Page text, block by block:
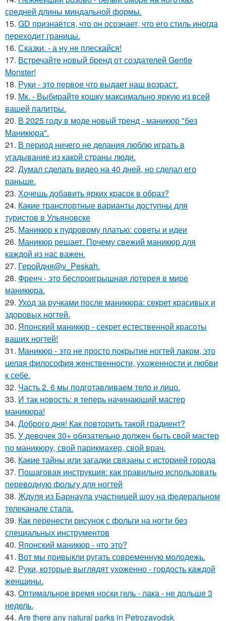
средней длины миндальной формы.
15. GD признаётся, что он осознает, что его стиль иногда
переходит границы.
16. Сказки. - а ну не плескайся!
17. Встречайте новый бренд от создателей Gentle
Monster!
18. Руки - это первое что выдает наш возраст.
19. Мк. - Выбирайте кошку максимально яркую из всей
вашей палитры.
20. В 2025 году в моде новый тренд - маникюр "без
Маникюра".
21. В период ничего не делания люблю играть в
угадывание из какой страны люди.
22. Думал сделать видео на 40 дней, но сделал его
раньше.
23. Хочешь добавить ярких красок в образ?
24. Какие транспортные варианты доступны для
туристов в Ульяновске
25. Маникюр к пудровому платью: советы и идеи
26. Маникюр решает. Почему свежий маникюр для
каждой из нас важен.
27. Геройдня@v_Peskah.
28. Френч - это беспроигрышная лотерея в мире
маникюра.
29. Уход за ручками после маникюра: секрет красивых и
здоровых ногтей.
30. Японский маникюр - секрет естественной красоты
ваших ногтей!
31. Маникюр - это не просто покрытие ногтей лаком, это
целая философия женственности, ухоженности и любви
к себе.
32. Часть 2. 6 мы подготавливаем тело и лицо.
33. И так новость: я теперь начинающий мастер
маникюра!
34. Доброго дня! Как повторить такой градиент?
35. У девочек 30+ обязательно должен быть свой мастер
по маникюру, свой парикмахер, свой врач.
36. Какие тайны или загадки связаны с историей города
37. Пошаговая инструкция: как правильно использовать
переводную фольгу для ногтей
38. Ждуля из Барнаула участницей шоу на федеральном
телеканале стала.
39. Как перенести рисунок с фольги на ногти без
специальных инструментов
40. Японский маникюр - что это?
41. Вот мы привыкли ругать современную молодежь.
42. Руки, которые выглядят ухоженно - гордость каждой
женщины.
43. Оптимальное время носки гель - лака - не дольше 3
недель.
44. Are there any natural parks in Petrozavodsk